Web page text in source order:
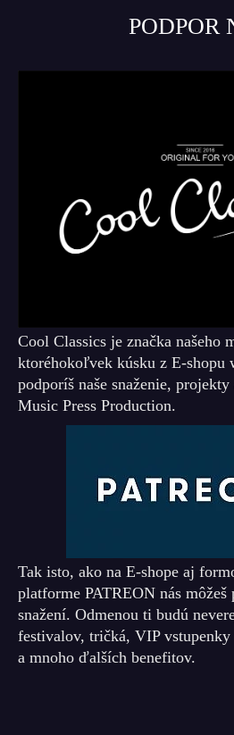
PODPOR
Cool Classics je značka našeho
ktoréhokoľvek kúsku z E-shopu
podporíš naše snaženie,
Music Press Production.
Tak isto, ako na E-shope aj
platforme PATREON nás
snažení. Odmenou ti budú
festivalov, tričká, VIP
a mnoho ďalších benefitov.